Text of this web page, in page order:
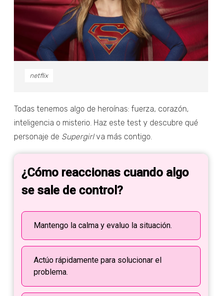
netflix
Todas tenemos algo de heroínas: fuerza, corazón,
inteligencia o misterio. Haz este test y descubre qué
personaje de Supergirlva más contigo.